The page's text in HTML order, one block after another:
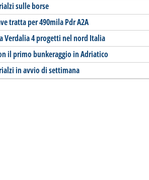
sulle borse
tratta per 490mila Pdr A2A
Verdalia 4 progetti nel nord Italia
il primo bunkeraggio in Adriatico
in avvio di settimana